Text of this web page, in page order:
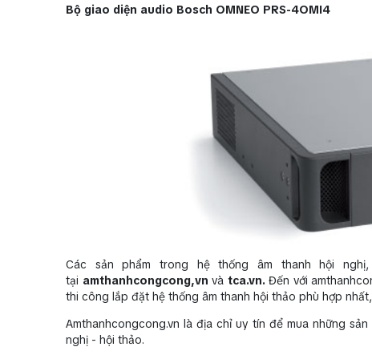
Bộ giao diện audio Bosch OMNEO PRS-4OMI4
Các sản phẩm trong hệ thống âm thanh hội
tại amthanhcongcong,vn và tca.vn. Đến với
thi công lắp đặt hệ thống âm thanh hội thảo phù hợp
Amthanhcongcong.vn là địa chỉ uy tín để mua những
nghị - hội thảo.